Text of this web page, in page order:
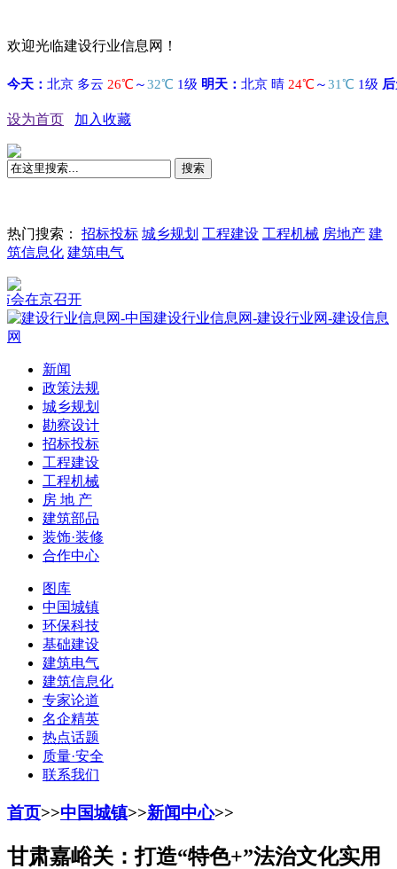
欢迎光临建设行业信息网！
设为首页 加入收藏
搜索
热门搜索： 招标投标 城乡规划 工程建设 工程机械 房地产 建
筑信息化 建筑电气
召开
新闻
政策法规
城乡规划
勘察设计
招标投标
工程建设
工程机械
房 地 产
建筑部品
装饰·装修
合作中心
图库
中国城镇
环保科技
基础建设
建筑电气
建筑信息化
专家论道
名企精英
热点话题
质量·安全
联系我们
首页>>中国城镇>>新闻中心>>
甘肃嘉峪关：打造“特色+”法治文化实用